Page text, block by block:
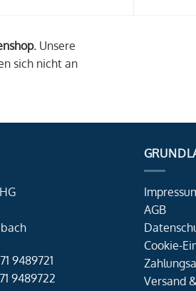
Unsere
sich nicht an
9489721
9489722
AGB
Cookie-
Versand